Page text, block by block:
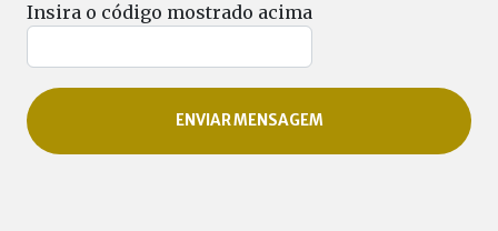
Insira o código mostrado acima
ENVIAR MENSAGEM